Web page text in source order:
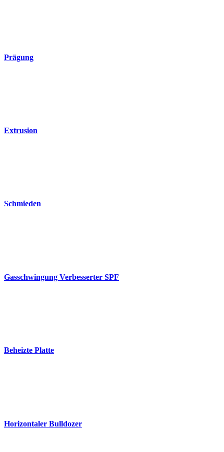
Prägung
Extrusion
Schmieden
Gasschwingung Verbesserter SPF
Beheizte Platte
Horizontaler Bulldozer